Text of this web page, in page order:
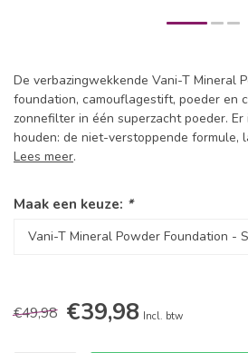
De verbazingwekkende Vani-T Mineral
foundation, camouflagestift, poeder en
zonnefilter in één superzacht poeder.
houden: de niet-verstoppende formule,
Lees meer.
Maak een keuze: *
€49,98 €39,98 Incl. btw